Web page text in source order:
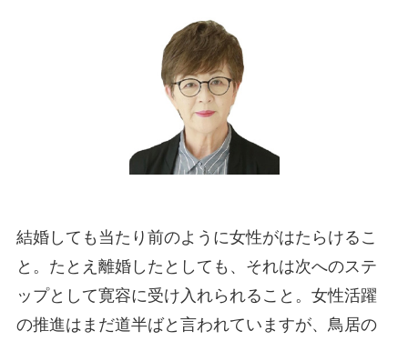
結婚しても当たり前のように女性がはたらけるこ
と。たとえ離婚したとしても、それは次へのステ
ップとして寛容に受け入れられること。女性活躍
の推進はまだ道半ばと言われていますが、鳥居の